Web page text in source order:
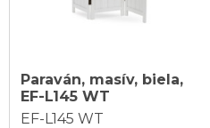
Paraván, masív, biela,
EF-L145 WT
EF-L145 WT